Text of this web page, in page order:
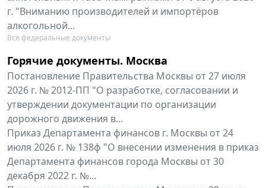
г. "Вниманию производителей и импортёров
алкогольной...
Все федеральные документы
Горячие документы. Москва
Постановление Правительства Москвы от 27 июля
2026 г. № 2012-ПП "О разработке, согласовании и
утверждении документации по организации
дорожного движения в...
Приказ Департамента финансов г. Москвы от 24
июля 2026 г. № 138ф "О внесении изменения в приказ
Департамента финансов города Москвы от 30
декабря 2022 г. №...